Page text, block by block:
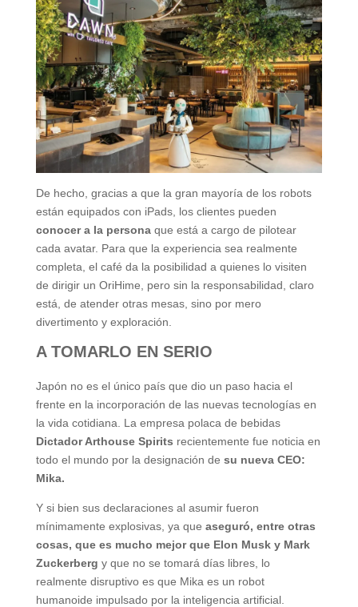
De hecho, gracias a que la gran mayoría de los robots
están equipados con iPads, los clientes pueden
conocer a la persona que está a cargo de pilotear
cada avatar. Para que la experiencia sea realmente
completa, el café da la posibilidad a quienes lo visiten
de dirigir un OriHime, pero sin la responsabilidad, claro
está, de atender otras mesas, sino por mero
divertimento y exploración.
A TOMARLO EN SERIO
Japón no es el único país que dio un paso hacia el
frente en la incorporación de las nuevas tecnologías en
la vida cotidiana. La empresa polaca de bebidas
Dictador Arthouse Spirits recientemente fue noticia en
todo el mundo por la designación de su nueva CEO:
Mika.
Y si bien sus declaraciones al asumir fueron
mínimamente explosivas, ya que aseguró, entre otras
cosas, que es mucho mejor que Elon Musk y Mark
Zuckerberg y que no se tomará días libres, lo
realmente disruptivo es que Mika es un robot
humanoide impulsado por la inteligencia artificial.